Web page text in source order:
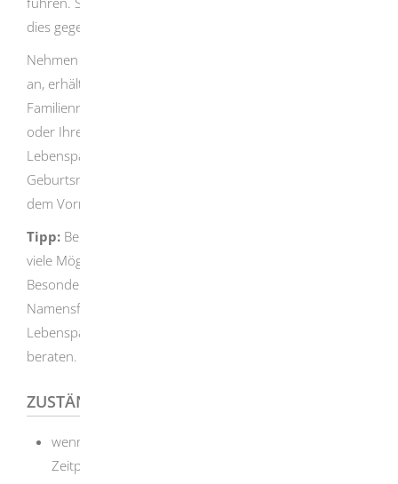
dies gegenüber dem Standesamt erklären.
Nehmen Sie in der Lebenspartnerschaft ein Kind allein
an, erhält das Kind als Geburtsnamen Ihren
Familiennamen. Wenn Sie das Kind Ihrer Lebenspartnerin
oder Ihres Lebenspartners annehmen und keinen
Lebenspartnerschaftsnamen führen, bestimmen Sie den
Geburtsnamen des Kindes durch Erklärung gegenüber
dem Vormundschaftsgericht.
Tipp: Bei der Bestimmung der Namensführung gibt es
viele Möglichkeiten. In manchen Fällen sind zudem
Besonderheiten zu beachten, etwa bei der
Namensführung von ausländischen
Lebenspartnerschaften. Lassen Sie sich beim Standesamt
beraten.
ZUSTÄNDIGE STELLE
wenn die Namensänderung zu einem späteren
Zeitpunkt nach Begründung der